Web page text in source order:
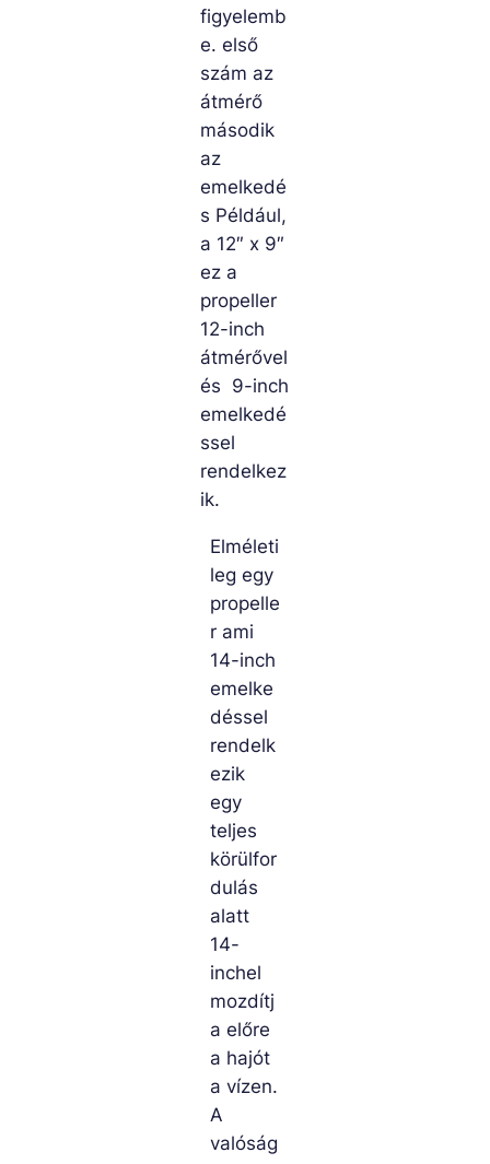
figyelemb
e. első
szám az
átmérő
második
az
emelkedé
s Például,
a 12″ x 9″
ez a
propeller
12-inch
átmérővel
és 9-inch
emelkedé
ssel
rendelkez
ik.
Elméleti
leg egy
propelle
r ami
14-inch
emelke
déssel
rendelk
ezik
egy
teljes
körülfor
dulás
alatt
14-
inchel
mozdítj
a előre
a hajót
a vízen.
A
valóság